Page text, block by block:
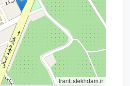
IranEstekhdam.ir